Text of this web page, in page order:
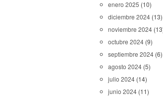
enero 2025 (10)
diciembre 2024 (13)
noviembre 2024
octubre 2024 (9)
septiembre 2024 (6)
agosto 2024 (5)
julio 2024 (14)
junio 2024 (11)